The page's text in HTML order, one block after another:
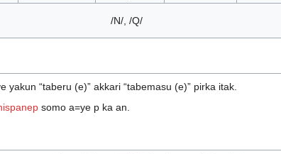
/N/, /Q/
yakun “taberu (e)” akkari “tabemasu (e)” pirka itak.
somo a=ye p ka an.